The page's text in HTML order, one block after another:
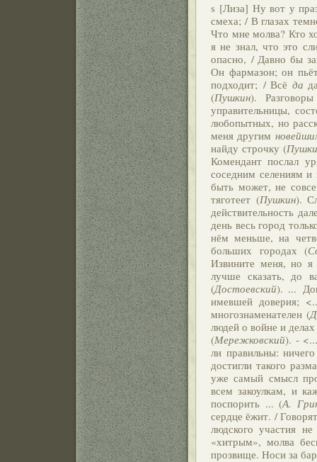
s [Лиза] Ну вот у
смеха; / В глазах
Что мне молва? Кто
я не знал, что это
опасно, / Давно бы
Он фармазон; он
подходит; / Всё да
(Пушкин).
управительницы,
любопытных, но
меня другим
найду строчку (
Комендант послал
соседним селениям и
быть может, не
тяготеет (Пушкин).
действительность
день весь город
нём меньше, на
больших городах (
Извините меня, но
лучше сказать, до
(Достоевский). ...
имевшей доверия;
многознаменателен (
людей о войне и
(Мережковский). -
ли правильны:
достигли такого
уже самый смысл
всем закоулкам, и
поспорить ... (А.
сердце ёжит. /
людского участия
«хитрым», молва
прозвище. Носи за